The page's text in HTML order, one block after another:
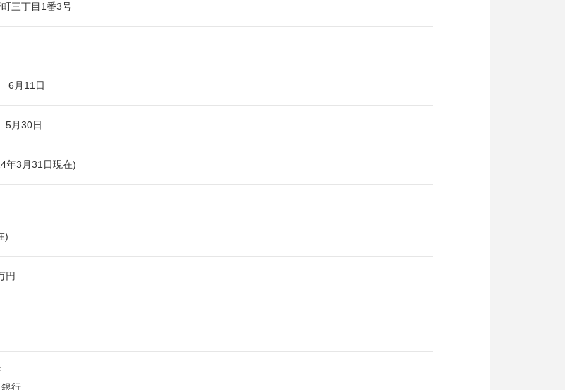
三丁目1番3号
6月11日
5月30日
年3月31日現在)
)
円
行